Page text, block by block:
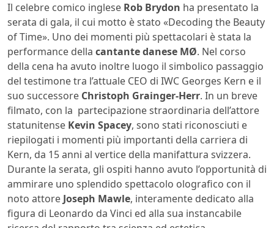
Il celebre comico inglese Rob Brydon ha presentato la
serata di gala, il cui motto è stato «Decoding the Beauty
of Time». Uno dei momenti più spettacolari è stata la
performance della cantante danese MØ. Nel corso
della cena ha avuto inoltre luogo il simbolico passaggio
del testimone tra l’attuale CEO di IWC Georges Kern e il
suo successore Christoph Grainger-Herr. In un breve
filmato, con la partecipazione straordinaria dell’attore
statunitense Kevin Spacey, sono stati riconosciuti e
riepilogati i momenti più importanti della carriera di
Kern, da 15 anni al vertice della manifattura svizzera.
Durante la serata, gli ospiti hanno avuto l’opportunità di
ammirare uno splendido spettacolo olografico con il
noto attore Joseph Mawle, interamente dedicato alla
figura di Leonardo da Vinci ed alla sua instancabile